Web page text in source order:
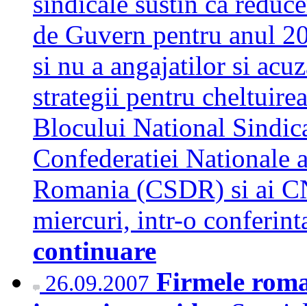
de Guvern pentru anul
si nu a angajatilor si
strategii pentru
Blocului National
Confederatiei Nationale
Romania (CSDR) si ai
miercuri, intr-o
continuare
26.09.2007 Firmele